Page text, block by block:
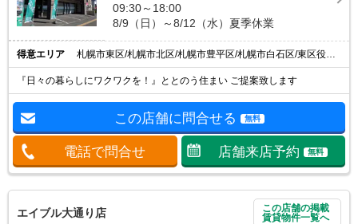
09:30～18:00
8/9（日）～8/12（水）夏季休業
得意エリア 札幌市東区/札幌市北区/札幌市豊平区/札幌市白石区/東区役所前駅
『日々の暮らしにワクワクを！』ととのう住まい ご提案致します
この店舗に問合せる 無料
電話で問合せ 店舗来店予約 無料
エイブル大通り店
この店舗の掲載
賃貸物件一覧へ